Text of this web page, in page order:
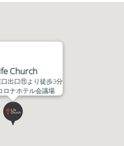
Church
口出口⑪より徒歩3分
ロナホテル会議場